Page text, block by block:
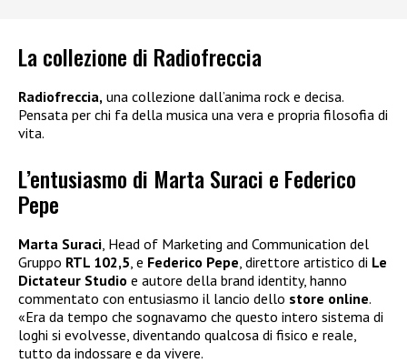
La collezione di Radiofreccia
Radiofreccia, una collezione dall’anima rock e decisa.
Pensata per chi fa della musica una vera e propria filosofia di
vita.
L’entusiasmo di Marta Suraci e Federico
Pepe
Marta Suraci , Head of Marketing and Communication del
Gruppo RTL 102,5 , e Federico Pepe , direttore artistico di Le
Dictateur Studio e autore della brand identity, hanno
commentato con entusiasmo il lancio dello store online.
«Era da tempo che sognavamo che questo intero sistema di
loghi si evolvesse, diventando qualcosa di fisico e reale,
tutto da indossare e da vivere.